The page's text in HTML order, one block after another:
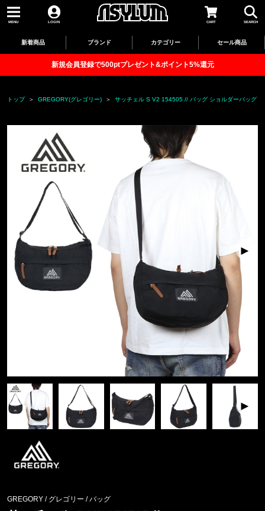
MENU LOGIN CART SEARCH
新着商品 ブランド カテゴリー セール商品
新規会員登録で500ptプレゼント&ポイント5%還元
トップ GREGORY(グレゴリー) サッチェル S V2 154505 // バッグ ショルダーバッグ
GREGORY / グレゴリー /バッグ